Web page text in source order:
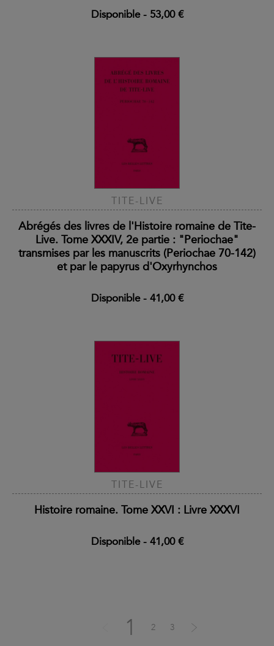
Disponible- 53,00 €
TITE-LIVE
Abrégés des livres de l'Histoire romaine de Tite-
Live. Tome XXXIV, 2e partie : "Periochae"
transmises par les manuscrits (Periochae 70-142)
et par le papyrus d'Oxyrhynchos
Disponible- 41,00 €
TITE-LIVE
Histoire romaine. Tome XXVI : Livre XXXVI
Disponible- 41,00 €
1 2 3